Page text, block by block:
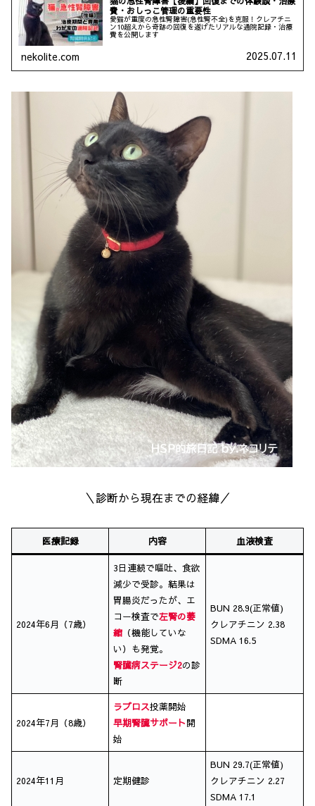
費・おしっこ管理の重要性
愛猫が重度の急性腎障害(急性腎不全)を克服！クレアチニ
ン10超えから奇跡の回復を遂げたリアルな通院記録・治療
費を公開します
nekolite.com 2025.07.11
＼診断から現在までの経緯／
医療記録 内容 血液検査
2024年6月（7歳）
3日連続で嘔吐、食欲
減少で受診。結果は
胃腸炎だったが、エ
コー検査で左腎の萎
縮 （機能していな
い）も発覚。
腎臓病ステージ2の診
断
BUN 28.9(正常値)
クレアチニン 2.38
SDMA 16.5
2024年7月（8歳）
ラプロス投薬開始
早期腎臓サポート開
始
2024年11月 定期健診
BUN 29.7(正常値)
クレアチニン 2.27
SDMA 17.1